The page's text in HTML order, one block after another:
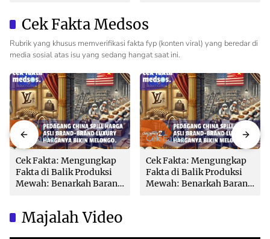
Cek Fakta Medsos
Rubrik yang khusus memverifikasi fakta fyp (konten viral) yang beredar di
media sosial atas isu yang sedang hangat saat ini.
Cek Fakta
Cek Fakta: Mengungkap
Fakta di Balik Produksi
Mewah: Benarkah Barang
Cek Fakta
Cek Fakta: Mengungkap
Fakta di Balik Produksi
Mewah: Benarkah Barang
Majalah Video